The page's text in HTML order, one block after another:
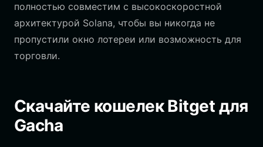
полностью совместим с высокоскоростной
архитектурой Solana, чтобы вы никогда не
пропустили окно лотереи или возможность для
торговли.
Скачайте кошелек Bitget для
Gacha